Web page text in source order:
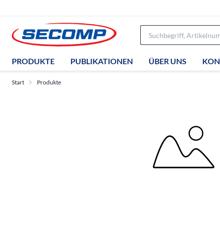
PRODUKTE PUBLIKATIONEN ÜBER UNS
Start Produkte